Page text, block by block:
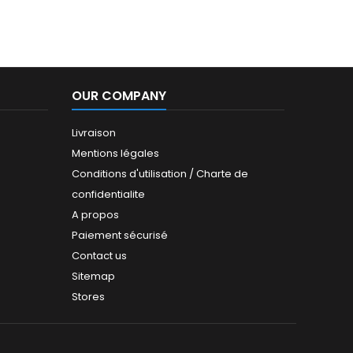
OUR COMPANY
Livraison
Mentions légales
Conditions d'utilisation / Charte de
confidentialite
A propos
Paiement sécurisé
Contact us
Sitemap
Stores